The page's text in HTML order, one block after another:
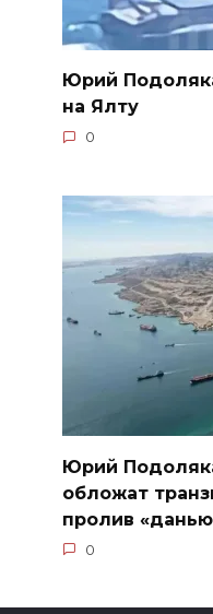
Юрий
на Ялту
0
Юрий
обложат
пролив
0